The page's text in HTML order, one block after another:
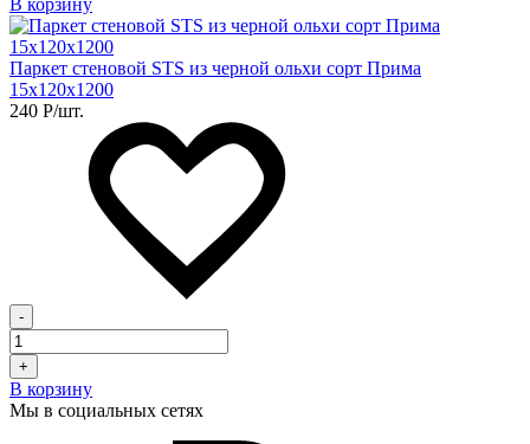
В корзину
Паркет стеновой STS из черной ольхи сорт Прима
15х120х1200
240 Р/шт.
-
+
В корзину
Мы в социальных сетях